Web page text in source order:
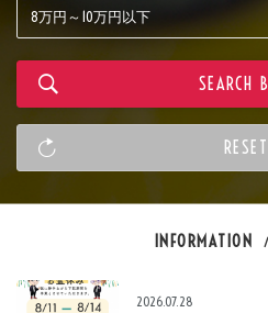
INFORMATION
2026.07.28